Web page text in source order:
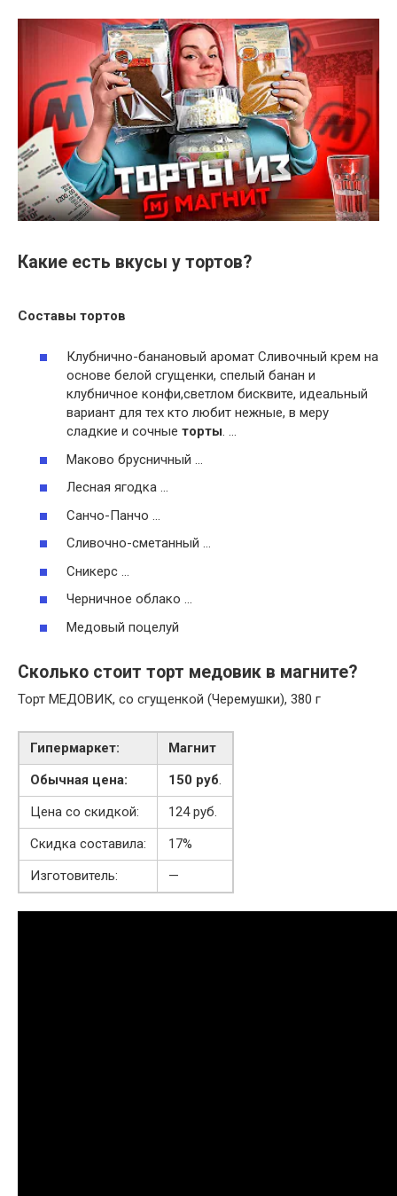
Какие есть вкусы у тортов?
Составы тортов
Клубнично-банановый аромат Сливочный крем на
основе белой сгущенки, спелый банан и
клубничное конфи,светлом бисквите, идеальный
вариант для тех кто любит нежные, в меру
сладкие и сочные торты. …
Маково брусничный …
Лесная ягодка …
Санчо-Панчо …
Сливочно-сметанный …
Сникерс …
Черничное облако …
Медовый поцелуй
Сколько стоит торт медовик в магните?
Торт МЕДОВИК, со сгущенкой (Черемушки), 380 г
Гипермаркет:
Магнит
Обычная цена:
150 руб.
Цена со скидкой:
124 руб.
Скидка составила:
17%
Изготовитель:
—